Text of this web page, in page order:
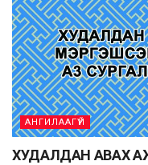
АНГИЛААГҮЙ
ХУДАЛДАН АВАХ